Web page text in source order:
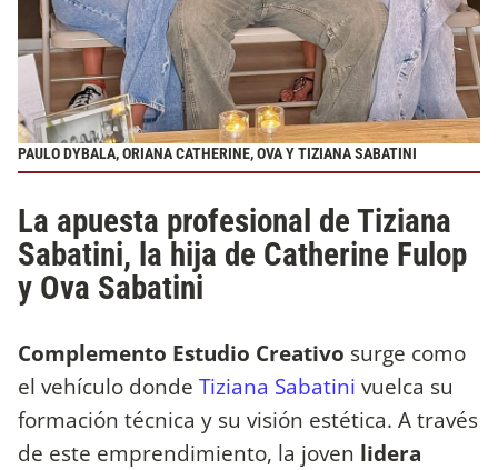
PAULO DYBALA, ORIANA CATHERINE, OVA Y TIZIANA SABATINI
La apuesta profesional de Tiziana
Sabatini, la hija de Catherine Fulop
y Ova Sabatini
Complemento Estudio Creativo surge como
el vehículo donde Tiziana Sabatini vuelca su
formación técnica y su visión estética. A través
de este emprendimiento, la joven lidera